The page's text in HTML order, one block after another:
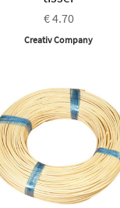
€ 4.70
Creativ Company